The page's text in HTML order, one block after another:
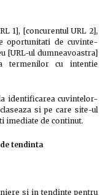
1], [concurentul URL 2],
oportunitati de cuvinte-
[URL-ul dumneavoastra]
termenilor cu intentie
identificarea cuvintelor-
si pe care site-ul
imediate de continut.
tendinta
si in tendinte pentru